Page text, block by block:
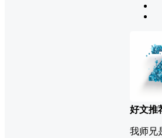
好文推
我师兄